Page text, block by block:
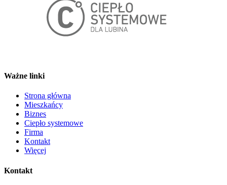
Ważne linki
Strona główna
Mieszkańcy
Biznes
Ciepło systemowe
Firma
Kontakt
Więcej
Kontakt